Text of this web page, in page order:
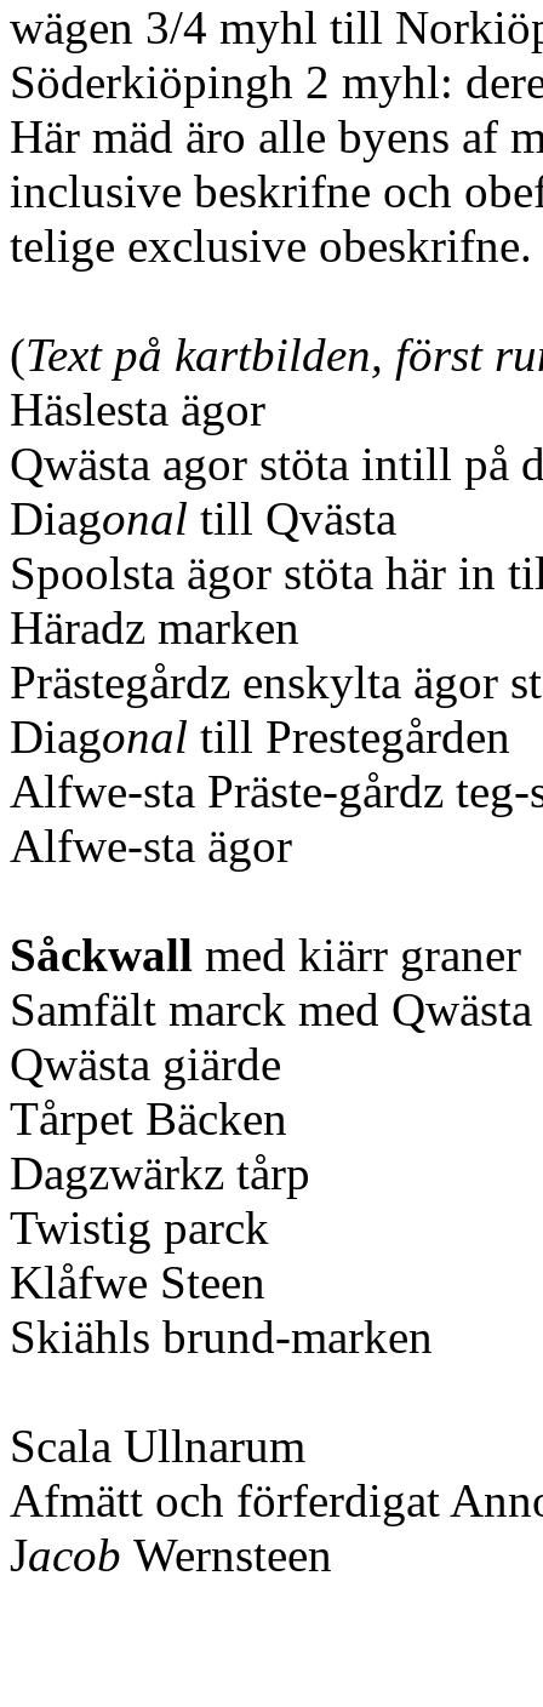
wägen 3/4 myhl till
Söderkiöpingh 2 myhl:
Här mäd äro alle byens af
inclusive beskrifne och
telige exclusive obeskrifne.
(Text på kartbilden, först
Häslesta ägor
Qwästa agor stöta intill på
Diagonal till Qvästa
Spoolsta ägor stöta här in
Häradz marken
Prästegårdz enskylta ägor
Diagonal till Prestegården
Alfwe-sta Präste-gårdz
Alfwe-sta ägor
Såckwall med kiärr graner
Samfält marck med Qwästa
Qwästa giärde
Tårpet Bäcken
Dagzwärkz tårp
Twistig parck
Klåfwe Steen
Skiähls brund-marken
Scala Ullnarum
Afmätt och förferdigat
Jacob